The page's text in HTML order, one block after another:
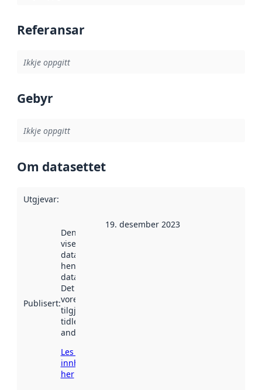
Referansar
Ikkje oppgitt
Gebyr
Ikkje oppgitt
Om datasettet
Utgjevar:
Publisert:
Denne datoen
viser når
datasettet vart
henta inn av
data.norge.no.
Det kan ha
vore
tilgjengeleg
tidlegare
andre stader.
Les meir om
innhenting
her
19. desember 2023